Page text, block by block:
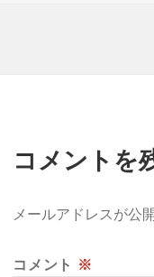
コメントを
メールアドレスが公
コメント ※